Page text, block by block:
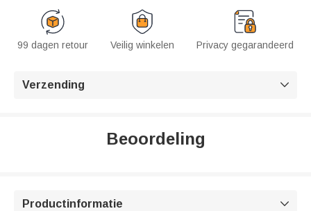
99 dagen retour Veilig winkelen Privacy gegarandeerd
Verzending 
Beoordeling
Productinformatie 